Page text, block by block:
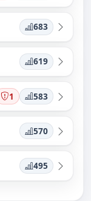
683
619
1 583
570
495